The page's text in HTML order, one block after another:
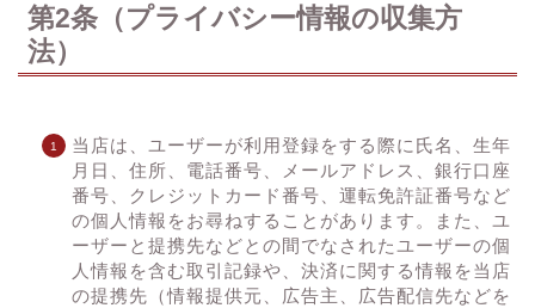
第2条（プライバシー情報の収集方
法）
当店は、ユーザーが利用登録をする際に氏名、生年
月日、住所、電話番号、メールアドレス、銀行口座
番号、クレジットカード番号、運転免許証番号など
の個人情報をお尋ねすることがあります。また、ユ
ーザーと提携先などとの間でなされたユーザーの個
人情報を含む取引記録や、決済に関する情報を当店
の提携先（情報提供元、広告主、広告配信先などを